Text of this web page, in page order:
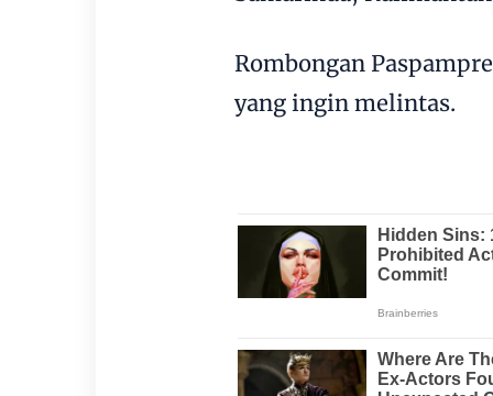
Rombongan
yang ingin melintas.